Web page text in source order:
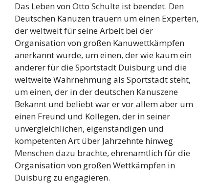
Das Leben von Otto Schulte ist beendet. Den
Deutschen Kanuzen trauern um einen Experten,
der weltweit für seine Arbeit bei der
Organisation von großen Kanuwettkämpfen
anerkannt wurde, um einen, der wie kaum ein
anderer für die Sportstadt Duisburg und die
weltweite Wahrnehmung als Sportstadt steht,
um einen, der in der deutschen Kanuszene
Bekannt und beliebt war er vor allem aber um
einen Freund und Kollegen, der in seiner
unvergleichlichen, eigenständigen und
kompetenten Art über Jahrzehnte hinweg
Menschen dazu brachte, ehrenamtlich für die
Organisation von großen Wettkämpfen in
Duisburg zu engagieren.